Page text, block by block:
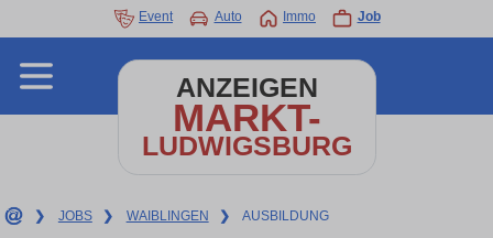
Event Auto Immo Job
ANZEIGEN
MARKT-
LUDWIGSBURG
❯ JOBS ❯ WAIBLINGEN ❯ AUSBILDUNG